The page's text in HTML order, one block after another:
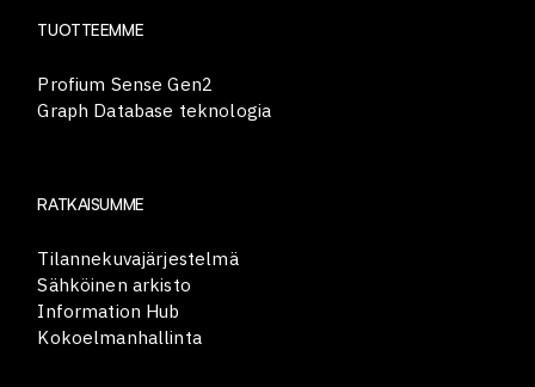
TUOTTEEMME
Profium Sense Gen2
Graph Database teknologia
RATKAISUMME
Tilannekuvajärjestelmä
Sähköinen arkisto
Information Hub
Kokoelmanhallinta